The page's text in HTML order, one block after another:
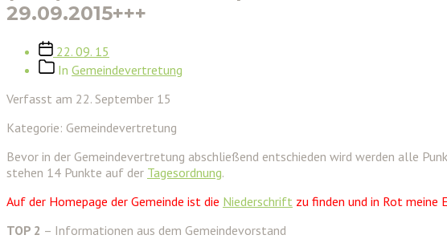
29.09.2015+++
Veröffentlichungsdatum
22. 09. 15
Beitragskategorien
In Gemeindevertretung
Verfasst am 22. September 15
Kategorie: Gemeindevertretung
Bevor in der Gemeindevertretung abschließend entschieden wird werden alle
stehen 14 Punkte auf der Tagesordnung.
Auf der Homepage der Gemeinde ist die Niederschrift zu finden und in Rot meine
TOP 2 – Informationen aus dem Gemeindevorstand